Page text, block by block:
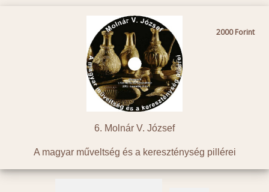
6. Molnár V. József
A magyar műveltség és a kereszténység pillérei
2000